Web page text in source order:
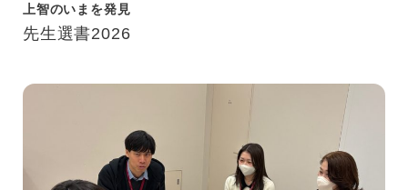
上智のいまを発見
先生選書2026